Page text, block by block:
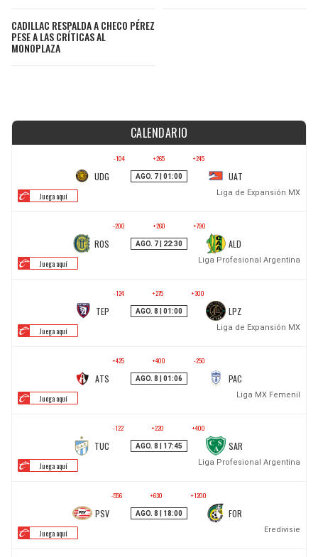
CADILLAC RESPALDA A CHECO PÉREZ
PESE A LAS CRÍTICAS AL
MONOPLAZA